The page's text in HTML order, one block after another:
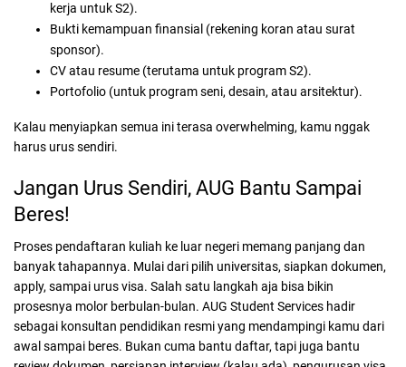
kerja untuk S2).
Bukti kemampuan finansial (rekening koran atau surat
sponsor).
CV atau resume (terutama untuk program S2).
Portofolio (untuk program seni, desain, atau arsitektur).
Kalau menyiapkan semua ini terasa overwhelming, kamu nggak
harus urus sendiri.
Jangan Urus Sendiri, AUG Bantu Sampai
Beres!
Proses pendaftaran kuliah ke luar negeri memang panjang dan
banyak tahapannya. Mulai dari pilih universitas, siapkan dokumen,
apply, sampai urus visa. Salah satu langkah aja bisa bikin
prosesnya molor berbulan-bulan. AUG Student Services hadir
sebagai konsultan pendidikan resmi yang mendampingi kamu dari
awal sampai beres. Bukan cuma bantu daftar, tapi juga bantu